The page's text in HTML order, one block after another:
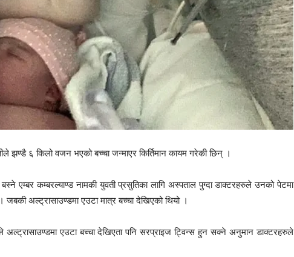
झण्डै ६ किलो वजन भएको बच्चा जन्माएर किर्तिमान कायम गरेकी छिन् ।
एम्बर कम्बरल्याण्ड नामकी युवती प्रसुतिका लागि अस्पताल पुग्दा डाक्टरहरुले उनको पेटमा
जबकी अल्ट्रासाउण्डमा एउटा मात्र बच्चा देखिएको थियो ।
एउटा बच्चा देखिएता पनि सरप्राइज ट्विन्स हुन सक्ने अनुमान डाक्टरहरुले